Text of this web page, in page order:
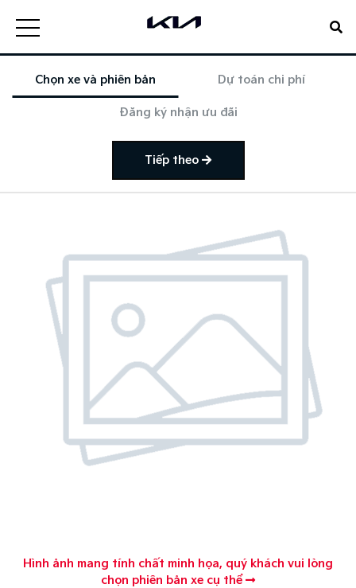
Chọn xe và phiên bản Dự toán chi phí
Đăng ký nhận ưu đãi
Tiếp theo
Hình ảnh mang tính chất minh họa, quý khách vui lòng
chọn phiên bản xe cụ thể